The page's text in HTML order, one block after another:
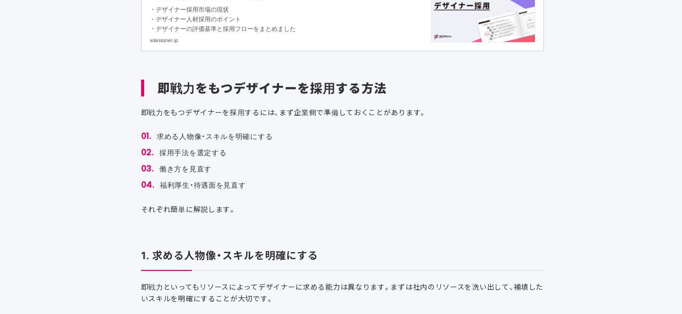
・デザイナー採用市場の現状
・デザイナー人材採用のポイント
・デザイナーの評価基準と採用フローをまとめました
xdesigner.jp
即戦力をもつデザイナーを採用する方法
即戦力をもつデザイナーを採用するには、まず企業側で準備しておくことがあります。
求める人物像・スキルを明確にする
採用手法を選定する
働き方を見直す
福利厚生・待遇面を見直す
それぞれ簡単に解説します。
1. 求める人物像・スキルを明確にする
即戦力といってもリソースによってデザイナーに求める能力は異なります。まずは社内のリソースを洗い出して、補填した
いスキルを明確にすることが大切です。